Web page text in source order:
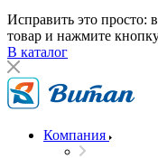
Исправить это просто:
товар и нажмите
В каталог
Компания